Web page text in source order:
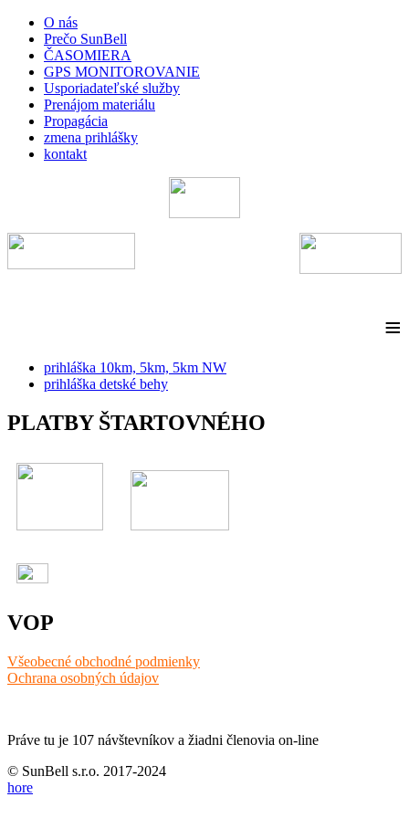
O nás
Prečo SunBell
ČASOMIERA
GPS MONITOROVANIE
Usporiadateľské služby
Prenájom materiálu
Propagácia
zmena prihlášky
kontakt
≡
prihláška 10km, 5km, 5km NW
prihláška detské behy
PLATBY ŠTARTOVNÉHO
VOP
Všeobecné obchodné podmienky
Ochrana osobných údajov
Práve tu je 107 návštevníkov a žiadni členovia on-line
© SunBell s.r.o. 2017-2024
hore